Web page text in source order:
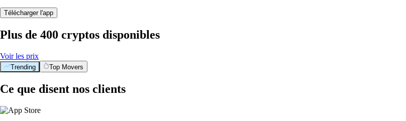
Télécharger l'app
Plus de 400 cryptos disponibles
Voir les prix
Trending Top Movers
Ce que disent nos clients